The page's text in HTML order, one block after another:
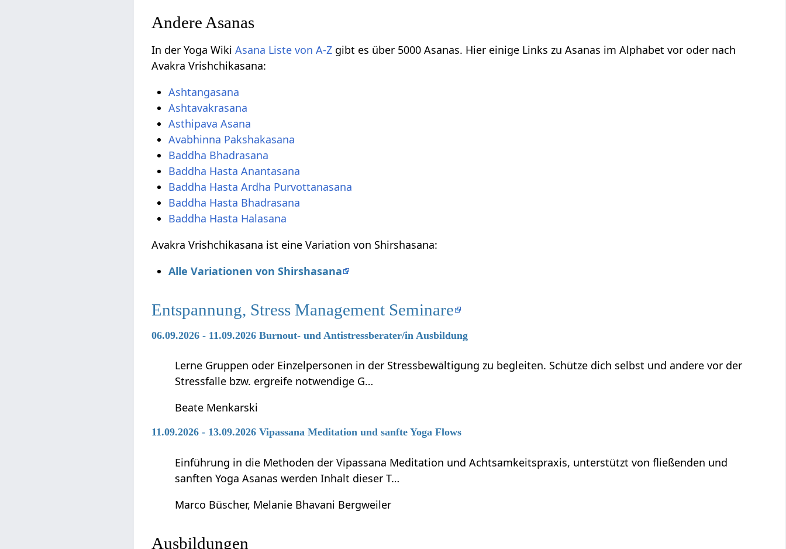
Andere Asanas
In der Yoga WikiAsana Liste von A-Z gibt es über 5000 Asanas. Hier einige Links zu Asanas im Alphabet vor oder nach
Avakra Vrishchikasana:
Ashtangasana
Ashtavakrasana
Asthipava Asana
Avabhinna Pakshakasana
Baddha Bhadrasana
Baddha Hasta Anantasana
Baddha Hasta Ardha Purvottanasana
Baddha Hasta Bhadrasana
Baddha Hasta Halasana
Avakra Vrishchikasana ist eine Variation von Shirshasana:
Alle Variationen von Shirshasana
Entspannung, Stress Management Seminare
06.09.2026 - 11.09.2026 Burnout- und Antistressberater/in Ausbildung
Lerne Gruppen oder Einzelpersonen in der Stressbewältigung zu begleiten. Schütze dich selbst und andere vor der
Stressfalle bzw. ergreife notwendige G…
Beate Menkarski
11.09.2026 - 13.09.2026 Vipassana Meditation und sanfte Yoga Flows
Einführung in die Methoden der Vipassana Meditation und Achtsamkeitspraxis, unterstützt von fließenden und
sanften Yoga Asanas werden Inhalt dieser T…
Marco Büscher, Melanie Bhavani Bergweiler
Ausbildungen